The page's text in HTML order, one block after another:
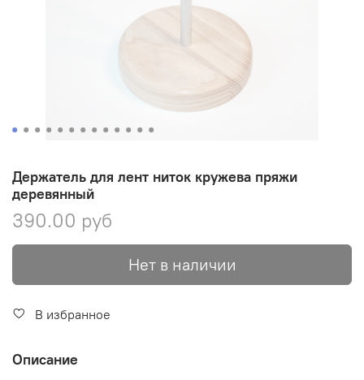
Держатель для лент ниток кружева пряжи
деревянный
390.00 руб
Нет в наличии
В избранное
Описание